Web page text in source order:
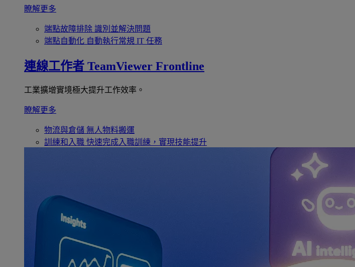
瞭解更多
端點故障排除 識別並解決問題
端點自動化 自動執行常規 IT 任務
連線工作者 TeamViewer Frontline
工業擴增實境極大提升工作效率。
瞭解更多
物流與倉儲 無人物料搬運
訓練和入職 快速完成入職訓練，實現技能提升